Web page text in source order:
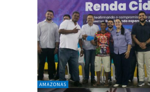
AMAZONAS